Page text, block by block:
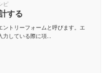
ピ
する
ントリーフォームと呼びます。エ
している際に項...